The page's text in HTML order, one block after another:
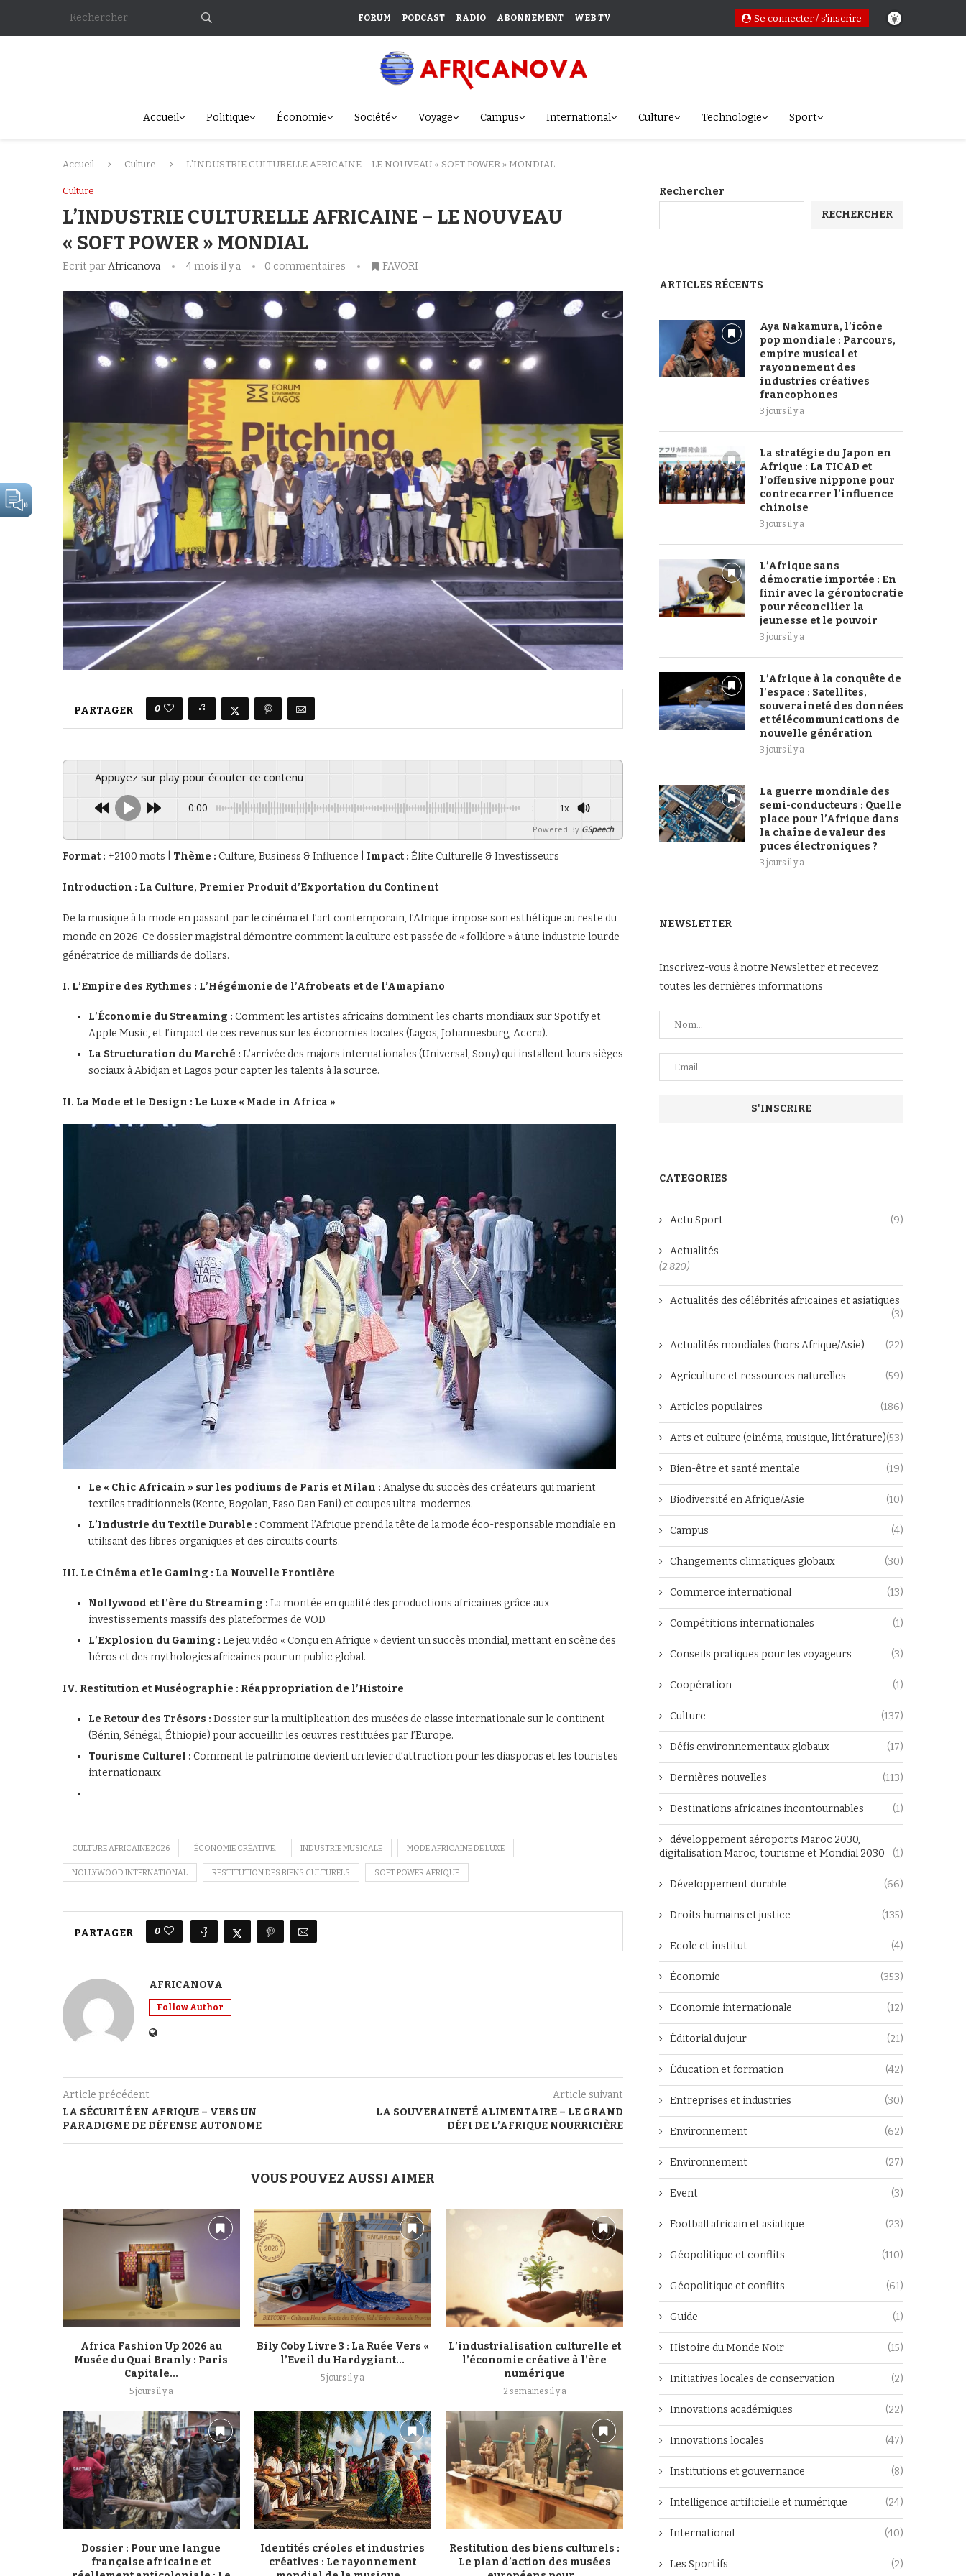
FORUM PODCAST RADIO ABONNEMENT WEB TV Se connecter / s'inscrire
Accueil Politique Économie Société Voyage Campus International Culture Technologie Sport
Accueil Culture L’INDUSTRIE CULTURELLE AFRICAINE – LE NOUVEAU « SOFT POWER » MONDIAL
Culture
L’INDUSTRIE CULTURELLE AFRICAINE – LE NOUVEAU
« SOFT POWER » MONDIAL
Ecrit parAfricanova 4 mois il y a 0 commentaires FAVORI
PARTAGER 0
Appuyez sur play pour écouter ce contenu
0:00 -:-- 1x
Powered By GSpeech
Format : +2100 mots | Thème : Culture, Business & Influence | Impact : Élite Culturelle & Investisseurs
Introduction : La Culture, Premier Produit d’Exportation du Continent
De la musique à la mode en passant par le cinéma et l’art contemporain, l’Afrique impose son esthétique au reste du
monde en 2026. Ce dossier magistral démontre comment la culture est passée de « folklore » à une industrie lourde
génératrice de milliards de dollars.
I. L’Empire des Rythmes : L’Hégémonie de l’Afrobeats et de l’Amapiano
L’Économie du Streaming : Comment les artistes africains dominent les charts mondiaux sur Spotify et
Apple Music, et l’impact de ces revenus sur les économies locales (Lagos, Johannesburg, Accra).
La Structuration du Marché : L’arrivée des majors internationales (Universal, Sony) qui installent leurs sièges
sociaux à Abidjan et Lagos pour capter les talents à la source.
II. La Mode et le Design : Le Luxe « Made in Africa »
Le « Chic Africain » sur les podiums de Paris et Milan : Analyse du succès des créateurs qui marient
textiles traditionnels (Kente, Bogolan, Faso Dan Fani) et coupes ultra-modernes.
L’Industrie du Textile Durable : Comment l’Afrique prend la tête de la mode éco-responsable mondiale en
utilisant des fibres organiques et des circuits courts.
III. Le Cinéma et le Gaming : La Nouvelle Frontière
Nollywood et l’ère du Streaming : La montée en qualité des productions africaines grâce aux
investissements massifs des plateformes de VOD.
L’Explosion du Gaming : Le jeu vidéo « Conçu en Afrique » devient un succès mondial, mettant en scène des
héros et des mythologies africaines pour un public global.
IV. Restitution et Muséographie : Réappropriation de l’Histoire
Le Retour des Trésors : Dossier sur la multiplication des musées de classe internationale sur le continent
(Bénin, Sénégal, Éthiopie) pour accueillir les œuvres restituées par l’Europe.
Tourisme Culturel : Comment le patrimoine devient un levier d’attraction pour les diasporas et les touristes
internationaux.
CULTURE AFRICAINE 2026 ÉCONOMIE CRÉATIVE. INDUSTRIE MUSICALE MODE AFRICAINE DE LUXE
NOLLYWOOD INTERNATIONAL RESTITUTION DES BIENS CULTURELS SOFT POWER AFRIQUE
PARTAGER 0
AFRICANOVA
Follow Author
Article précédent
LA SÉCURITÉ EN AFRIQUE – VERS UN
PARADIGME DE DÉFENSE AUTONOME
Article suivant
LA SOUVERAINETÉ ALIMENTAIRE – LE GRAND
DÉFI DE L’AFRIQUE NOURRICIÈRE
VOUS POUVEZ AUSSI AIMER
Africa Fashion Up 2026 au
Musée du Quai Branly : Paris
Capitale...
5 jours il y a
Bily Coby Livre 3 : La Ruée Vers «
l’Eveil du Hardygiant...
5 jours il y a
L’industrialisation culturelle et
l’économie créative à l’ère
numérique
2 semaines il y a
Dossier : Pour une langue
française africaine et
Identités créoles et industries
créatives : Le rayonnement
Restitution des biens culturels :
Le plan d’action des musées
Rechercher
RECHERCHER
ARTICLES RÉCENTS
Aya Nakamura, l’icône
pop mondiale : Parcours,
empire musical et
rayonnement des
industries créatives
francophones
3 jours il y a
La stratégie du Japon en
Afrique : La TICAD et
l’offensive nippone pour
contrecarrer l’influence
chinoise
3 jours il y a
L’Afrique sans
démocratie importée : En
finir avec la gérontocratie
pour réconcilier la
jeunesse et le pouvoir
3 jours il y a
L’Afrique à la conquête de
l’espace : Satellites,
souveraineté des données
et télécommunications de
nouvelle génération
3 jours il y a
La guerre mondiale des
semi-conducteurs : Quelle
place pour l’Afrique dans
la chaîne de valeur des
puces électroniques ?
3 jours il y a
NEWSLETTER
Inscrivez-vous à notre Newsletter et recevez
toutes les dernières informations
CATEGORIES
Actu Sport (9)
Actualités
(2 820)
Actualités des célébrités africaines et asiatiques
(3)
Actualités mondiales (hors Afrique/Asie) (22)
Agriculture et ressources naturelles (59)
Articles populaires (186)
Arts et culture (cinéma, musique, littérature)(53)
Bien-être et santé mentale (19)
Biodiversité en Afrique/Asie (10)
Campus (4)
Changements climatiques globaux (30)
Commerce international (13)
Compétitions internationales (1)
Conseils pratiques pour les voyageurs (3)
Coopération (1)
Culture (137)
Défis environnementaux globaux (17)
Dernières nouvelles (113)
Destinations africaines incontournables (1)
développement aéroports Maroc 2030,
digitalisation Maroc, tourisme et Mondial 2030
(1)
Développement durable (66)
Droits humains et justice (135)
Ecole et institut (4)
Économie (353)
Economie internationale (12)
Éditorial du jour (21)
Éducation et formation (42)
Entreprises et industries (30)
Environnement (62)
Environnement (27)
Event (3)
Football africain et asiatique (23)
Géopolitique et conflits (110)
Géopolitique et conflits (61)
Guide (1)
Histoire du Monde Noir (15)
Initiatives locales de conservation (2)
Innovations académiques (22)
Innovations locales (47)
Institutions et gouvernance (8)
Intelligence artificielle et numérique (24)
International (40)
Les Sportifs (2)